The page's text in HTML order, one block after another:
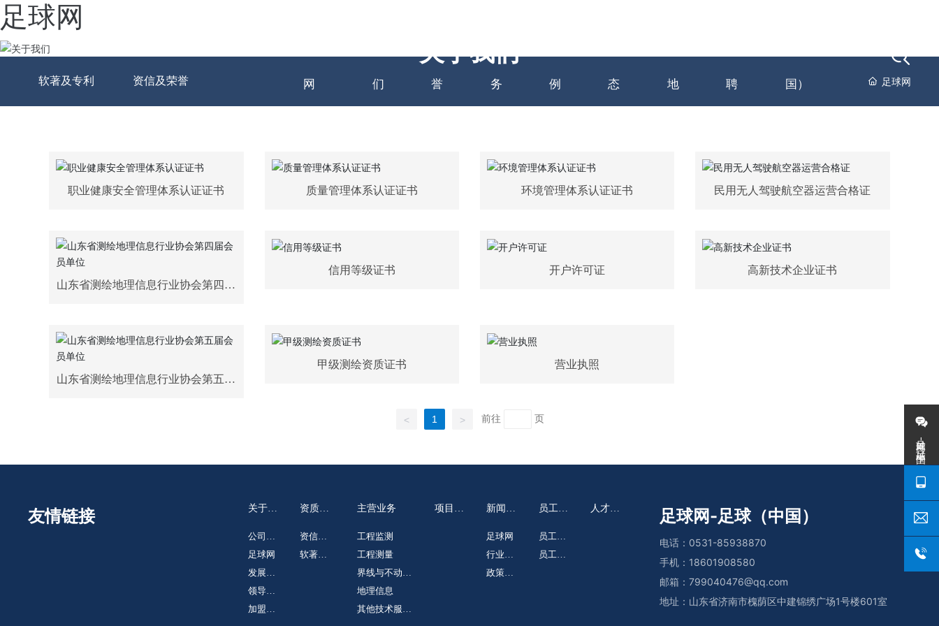
足球网
网 们 誉 务 例 态 地 聘 国）
关于我们
软著及专利 资信及荣誉 足球网
职业健康安全管理体系认证证书 质量管理体系认证证书 环境管理体系认证证书 民用无人驾驶航空器运营合格证
山东省测绘地理信息行业协会第四届
信用等级证书 开户许可证 高新技术企业证书
山东省测绘地理信息行业协会第五届
甲级测绘资质证书 营业执照
< 1 > 前往 页
友情链接
关于我
公司简
介
足球网
发展历
程
领导致
辞
加盟合
资质荣
资信及
荣誉
软著及
主营业务
工程监测
工程测量
界线与不动产
测绘
地理信息
其他技术服务
项目案
新闻动
足球网
行业资
讯
政策法
员工天
员工心
语
员工风
人才招
足球网-足球（中国）
电话： 0531-85938870
手机： 18601908580
邮箱： 799040476@qq.com
地址：山东省济南市槐荫区中建锦绣广场1号楼601室
足球网-足球（中国）